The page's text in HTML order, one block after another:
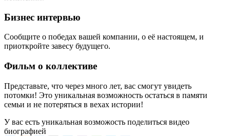
Бизнес интервью
Сообщите о победах вашей компании, о её настоящем, и
приоткройте завесу будущего.
Фильм о коллективе
Представьте, что через много лет, вас смогут увидеть
потомки! Это уникальная возможность остаться в памяти
семьи и не потеряться в вехах истории!
У вас есть уникальная возможость поделиться видео
биографией